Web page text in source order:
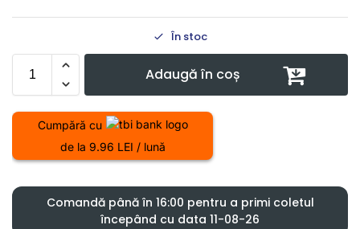
În stoc
Adaugă în coș
Cumpără cu
de la 9.96 LEI / lună
Comandă până în 16:00 pentru a primi coletul
începând cu data 11-08-26